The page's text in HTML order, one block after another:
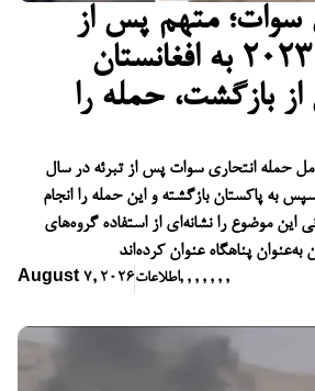
سوات؛ متهم پس از
تبرئه در سال ۲۰۲۳ به افغانستان
بازگشت، حمله را
حمله انتحاری سوات پس از تبرئه در سال
و سپس به پاکستان بازگشته و این حمله را انجام
این موضوع را نشانه‌ای از استفاده گروه‌های
پناهگاه عنوان کرده‌اند
August 7, 2026اطلاعات, , , , , , ,